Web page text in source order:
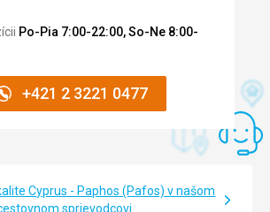
Po-Pia 7:00-22:00, So-Ne 8:00-
+421 2 3221 0477
Cyprus - Paphos (Pafos) v našom
sprievodcovi